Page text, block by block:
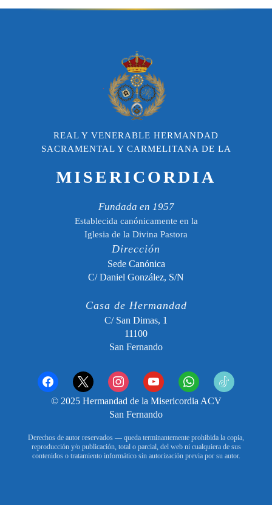
REAL Y VENERABLE HERMANDAD
SACRAMENTAL Y CARMELITANA DE LA
MISERICORDIA
Fundada en 1957
Establecida canónicamente en la
Iglesia de la Divina Pastora
Dirección
Sede Canónica
C/ Daniel González, S/N
Casa de Hermandad
C/ San Dimas, 1
11100
San Fernando
facebook x instagramyoutube whatsapp tiktok2
© 2025 Hermandad de la Misericordia ACV
San Fernando
Derechos de autor reservados — queda terminantemente prohibida la copia,
reproducción y/o publicación, total o parcial, del web ni cualquiera de sus
contenidos o tratamiento informático sin autorización previa por su autor.